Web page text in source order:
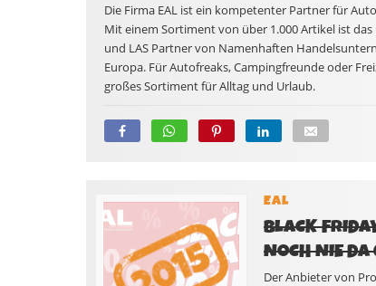
Die Firma EAL ist ein kompetenter Partner für
Mit einem Sortiment von über 1.000 Artikel ist
und LAS Partner von Namenhaften
Europa. Für Autofreaks, Campingfreunde oder
großes Sortiment für Alltag und Urlaub.
EAL
BLACK
NOCH NIE
Der Anbieter von